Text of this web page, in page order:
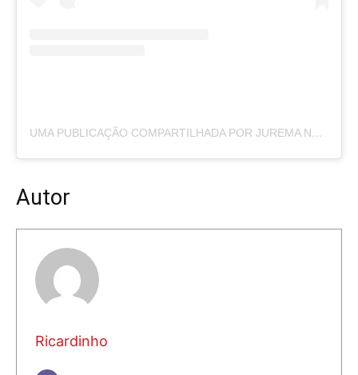
UMA PUBLICAÇÃO COMPARTILHADA POR JUREMA NEWS (@PORTALJUREMANEWS)
Autor
Ricardinho